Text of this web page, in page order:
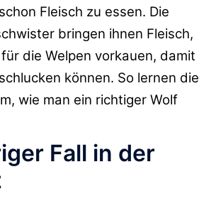
Fleisch zu essen. Die
bringen ihnen Fleisch,
die Welpen vorkauen, damit
können. So lernen die
wie man ein richtiger Wolf
Fall in der